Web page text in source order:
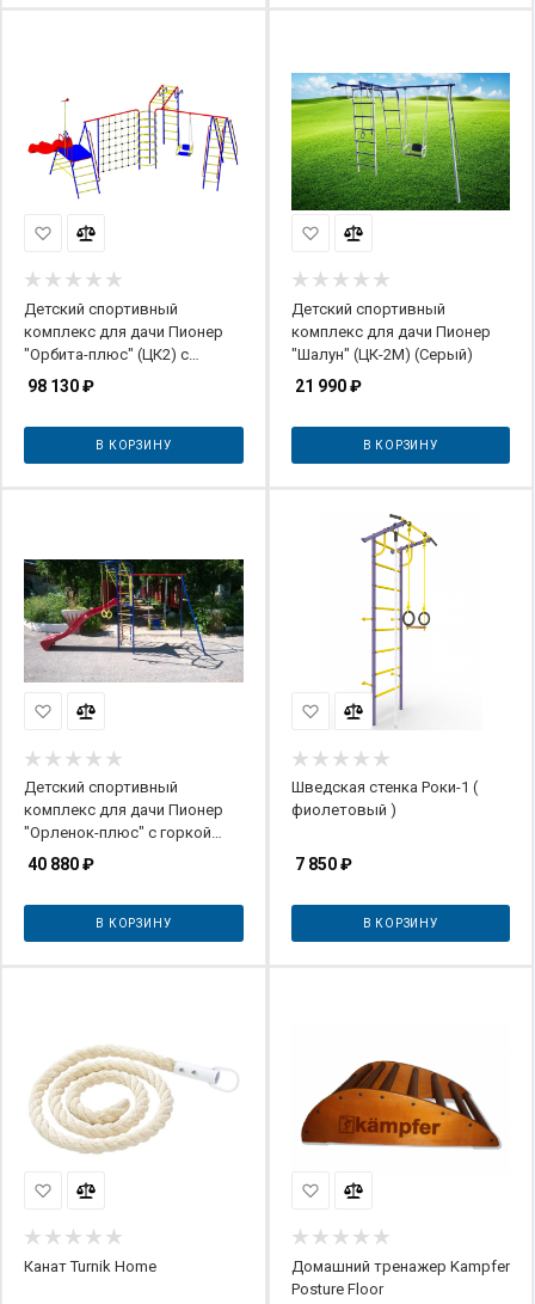
Детский спортивный
комплекс для дачи Пионер
"Орбита-плюс" (ЦК2) с
горкой
98 130₽
В КОРЗИНУ
Детский спортивный
комплекс для дачи Пионер
"Шалун" (ЦК-2М) (Серый)
21 990₽
В КОРЗИНУ
Детский спортивный
комплекс для дачи Пионер
"Орленок-плюс" с горкой
(ЦК2)
40 880₽
В КОРЗИНУ
Шведская стенка Роки-1 (
фиолетовый )
7 850₽
В КОРЗИНУ
Канат Turnik Home
Домашний тренажер Kampfer
Posture Floor